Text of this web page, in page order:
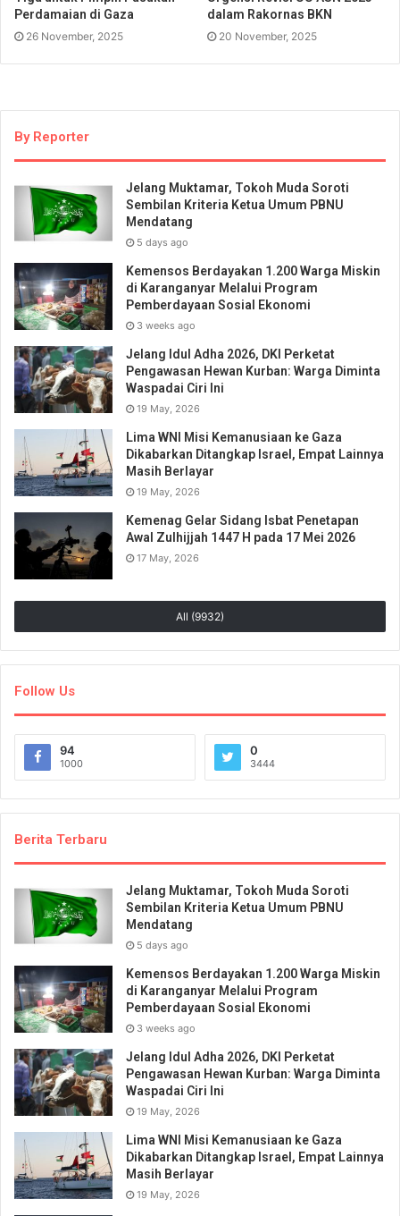
Perdamaian di Gaza
26 November, 2025
dalam Rakornas BKN
20 November, 2025
By Reporter
Jelang Muktamar, Tokoh Muda Soroti
Sembilan Kriteria Ketua Umum PBNU
Mendatang
5 days ago
Kemensos Berdayakan 1.200 Warga Miskin
di Karanganyar Melalui Program
Pemberdayaan Sosial Ekonomi
3 weeks ago
Jelang Idul Adha 2026, DKI Perketat
Pengawasan Hewan Kurban: Warga Diminta
Waspadai Ciri Ini
19 May, 2026
Lima WNI Misi Kemanusiaan ke Gaza
Dikabarkan Ditangkap Israel, Empat Lainnya
Masih Berlayar
19 May, 2026
Kemenag Gelar Sidang Isbat Penetapan
Awal Zulhijjah 1447 H pada 17 Mei 2026
17 May, 2026
All (9932)
Follow Us
94
1000
0
3444
Berita Terbaru
Jelang Muktamar, Tokoh Muda Soroti
Sembilan Kriteria Ketua Umum PBNU
Mendatang
5 days ago
Kemensos Berdayakan 1.200 Warga Miskin
di Karanganyar Melalui Program
Pemberdayaan Sosial Ekonomi
3 weeks ago
Jelang Idul Adha 2026, DKI Perketat
Pengawasan Hewan Kurban: Warga Diminta
Waspadai Ciri Ini
19 May, 2026
Lima WNI Misi Kemanusiaan ke Gaza
Dikabarkan Ditangkap Israel, Empat Lainnya
Masih Berlayar
19 May, 2026